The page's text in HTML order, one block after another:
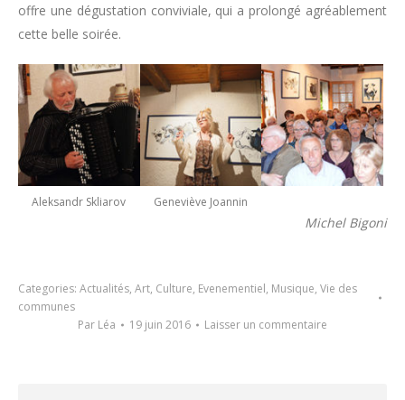
offre une dégustation conviviale, qui a prolongé agréablement
cette belle soirée.
Aleksandr Skliarov Geneviève Joannin
Michel Bigoni
Categories: Actualités, Art, Culture, Evenementiel, Musique, Vie des
communes
Par Léa 19 juin 2016 Laisser un commentaire